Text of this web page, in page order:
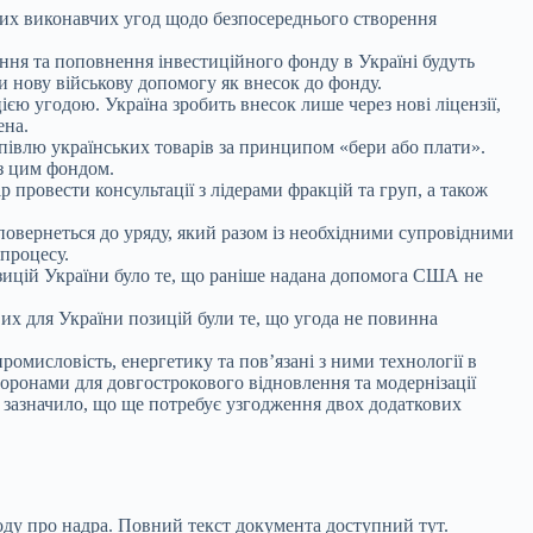
виконавчих угод щодо безпосереднього створення
та поповнення інвестиційного фонду в Україні будуть
нову військову допомогу як внесок до фонду.
угодою. Україна зробить внесок лише через нові ліцензії,
українських товарів за принципом «бери або плати».
з цим фондом.
консультації з лідерами фракцій та груп, а також
до уряду, який разом із необхідними супровідними
України було те, що раніше надана допомога США не
для України позицій були те, що угода не повинна
енергетику та пов’язані з ними технології в
для довгострокового відновлення та модернізації
що ще потребує узгодження двох додаткових
про надра. Повний текст документа доступний тут.